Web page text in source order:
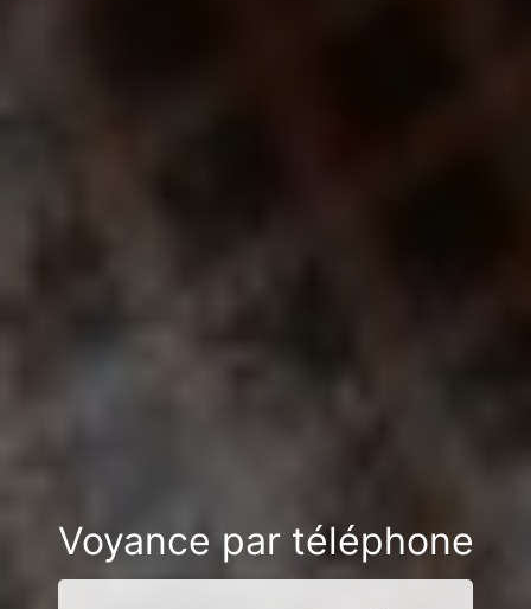
Voyance par téléphone